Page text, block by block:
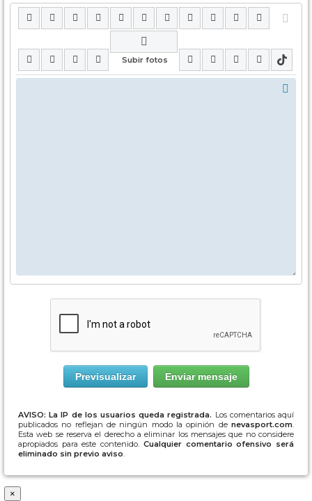
AVISO: La IP de los usuarios queda registrada. Los comentarios aquí
publicados no reflejan de ningún modo la opinión de nevasport.com.
Esta web se reserva el derecho a eliminar los mensajes que no considere
apropiados para este contenido. Cualquier comentario ofensivo será
eliminado sin previo aviso.
×